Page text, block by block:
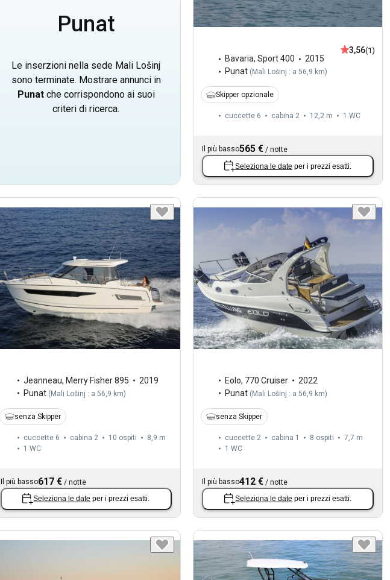
Punat
Le inserzioni nella sede Mali Lošinj
sono terminate. Mostrare annunci in
Punatche corrispondono ai suoi
criteri di ricerca.
Bavaria,Sport 400
2015
Punat ( Mali Lošinj : a 56,9 km)
3,56(1)
Skipper opzionale
cuccette 6 cabina 2 12,2 m 1 WC
Il più basso565 € /notte
Seleziona le date per i prezzi esatti.
Jeanneau, Merry Fisher 895
2019
Punat (Mali Lošinj : a 56,9 km)
senza Skipper
cuccette 6 cabina 2 10 ospiti
8,9 m
1 WC
Il più basso617 €/ notte
Seleziona le date per i prezzi esatti.
Eolo, 770 Cruiser
2022
Punat (Mali Lošinj : a 56,9 km)
senza Skipper
cuccette 2 cabina 1 8 ospiti
7,7 m
1 WC
Il più basso412 € /notte
Seleziona le date per i prezzi esatti.